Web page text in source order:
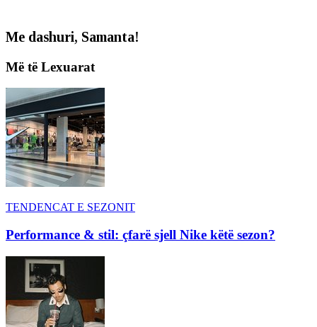
Me dashuri, Samanta!
Më të Lexuarat
TENDENCAT E SEZONIT
Performance & stil: çfarë sjell Nike këtë sezon?